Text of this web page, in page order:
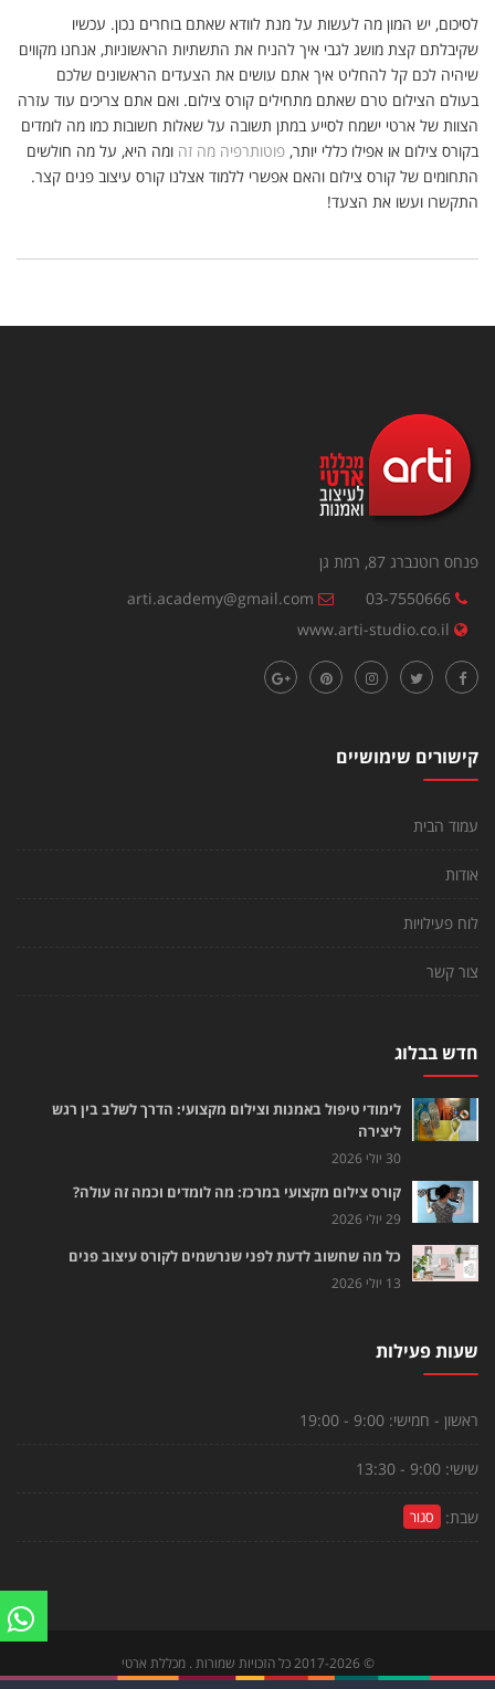
לסיכום, יש המון מה לעשות על מנת לוודא שאתם בוחרים נכון. עכשיו
שקיבלתם קצת מושג לגבי איך להניח את התשתיות הראשוניות, אנחנו מקווים
שיהיה לכם קל להחליט איך אתם עושים את הצעדים הראשונים שלכם
בעולם הצילום טרם שאתם מתחילים קורס צילום. ואם אתם צריכים עוד עזרה
הצוות של ארטי ישמח לסייע במתן תשובה על שאלות חשובות כמו מה לומדים
בקורס צילום או אפילו כללי יותר, פוטותרפיה מה זה ומה היא, על מה חולשים
התחומים של קורס צילום והאם אפשרי ללמוד אצלנו קורס עיצוב פנים קצר.
התקשרו ועשו את הצעד!
פנחס רוטנברג 87, רמת גן
03-7550666
arti.academy@gmail.com
www.arti-studio.co.il
קישורים שימושיים
עמוד הבית
אודות
לוח פעילויות
צור קשר
חדש בבלוג
לימודי טיפול באמנות וצילום מקצועי: הדרך לשלב בין רגש
ליצירה
30 יולי 2026
קורס צילום מקצועי במרכז: מה לומדים וכמה זה עולה?
29 יולי 2026
כל מה שחשוב לדעת לפני שנרשמים לקורס עיצוב פנים
13 יולי 2026
שעות פעילות
ראשון - חמישי: 9:00 - 19:00
שישי: 9:00 - 13:30
שבת: סגור
©
2017-2026כל הזכויות שמורות . מכללת ארטי